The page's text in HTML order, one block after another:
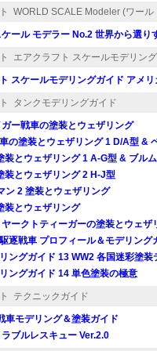
WORLD SCALE Modeler (ワー
ール モデラー No.2 世界から選
エアクラフト スケールモデリン
スケールモデリングガイド アメ
タンクモデリングガイド
ー戦車の塗装とウェザリング
の塗装とウェザリング 1 D/A型 &
装とウェザリング 1 A-G型 & ブル
装とウェザリング 2 H-J型
ン 2 塗装とウェザリング
装とウェザリング
ークトティーガーの塗装とウェザ
逐戦車 プロフィール＆モデリング
ングガイド 13 WW2 各国迷彩塗
ングガイド 14 単色塗装の極意
テクニックガイド
車モデリング＆塗装ガイド
ブルレスキュー Ver.2.0
MODELS）